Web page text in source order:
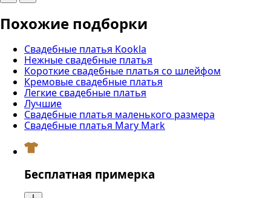
Похожие подборки
Свадебные платья Kookla
Нежные свадебные платья
Короткие свадебные платья со шлейфом
Кремовые свадебные платья
Легкие свадебные платья
Лучшие
Свадебные платья маленького размера
Свадебные платья Mary Mark
Бесплатная примерка